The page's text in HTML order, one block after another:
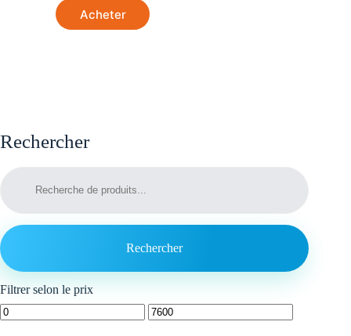
Acheter
Rechercher
Rechercher
Filtrer selon le prix